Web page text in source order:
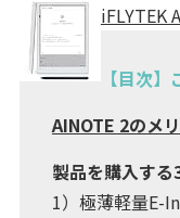
iFLYTEK
【目次
AINOTE 2のメ
製品を購入する
1）極薄軽量E-